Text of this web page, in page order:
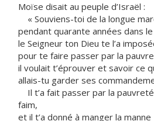
Moïse disait au peuple d’Israël :
« Souviens-toi de la longue
pendant quarante années dans
le Seigneur ton Dieu te l’a
pour te faire passer par la
il voulait t’éprouver et savoir ce
allais-tu garder ses
Il t’a fait passer par la
faim,
et il t’a donné à manger la manne